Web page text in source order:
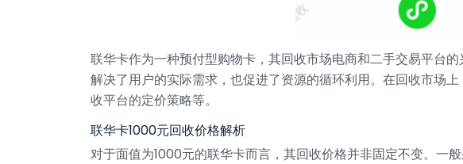
联华卡作为一种预付型购物卡，其回收市场电商和二手交易平台
解决了用户的实际需求，也促进了资源的循环利用。在回收市场
收平台的定价策略等。
联华卡1000元回收价格解析
对于面值为1000元的联华卡而言，其回收价格并非固定不变。一